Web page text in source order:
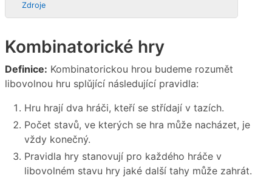
Zdroje
Kombinatorické hry
Definice: Kombinatorickou hrou budeme rozumět
libovolnou hru splǔjící následující pravidla:
Hru hrají dva hráči, kteří se střídají v tazích.
Počet stavů, ve kterých se hra může nacházet, je
vždy konečný.
Pravidla hry stanovují pro každého hráče v
libovolném stavu hry jaké další tahy může zahrát.